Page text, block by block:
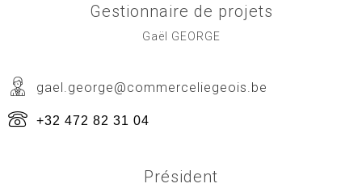
Gestionnaire de projets
Gaël GEORGE
gael.george@commerceliegeois.be
+32 472 82 31 04
Président